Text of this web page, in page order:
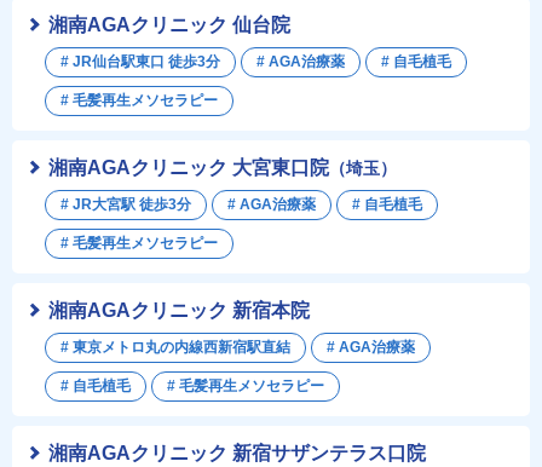
湘南AGAクリニック 新宿本院
# 東京メトロ丸の内線西新宿駅直結 # AGA治療薬
# 自毛植毛 # 毛髪再生メソセラピー
湘南AGAクリニック 新宿サザンテラス口院
湘南AGAクリニック 仙台院
# JR仙台駅東口 徒歩3分 # AGA治療薬 # 自毛植毛
# 毛髪再生メソセラピー
湘南AGAクリニック 大宮東口院（埼玉）
# JR大宮駅 徒歩3分 # AGA治療薬 # 自毛植毛
# 毛髪再生メソセラピー